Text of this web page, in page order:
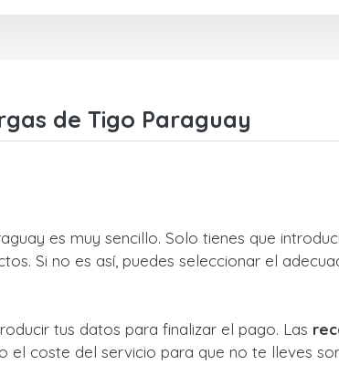
de Tigo Paraguay
es muy sencillo. Solo tienes que
Si no es así, puedes seleccionar el
tus datos para finalizar el pago. Las
coste del servicio para que no te lleves